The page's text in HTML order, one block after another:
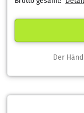
Der